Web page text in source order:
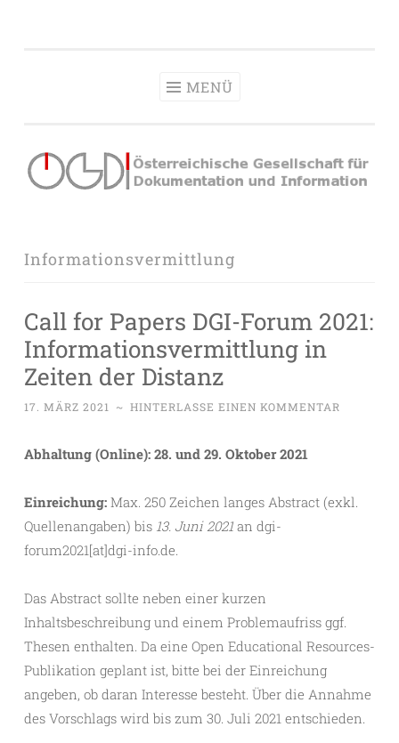
MENÜ
Informationsvermittlung
Call for Papers DGI-Forum 2021:
Informationsvermittlung in
Zeiten der Distanz
17. MÄRZ 2021 ~ HINTERLASSE EINEN KOMMENTAR
Abhaltung (Online): 28. und 29. Oktober 2021
Einreichung: Max. 250 Zeichen langes Abstract (exkl.
Quellenangaben) bis 13. Juni 2021 an dgi-
forum2021[at]dgi-info.de.
Das Abstract sollte neben einer kurzen
Inhaltsbeschreibung und einem Problemaufriss ggf.
Thesen enthalten. Da eine Open Educational Resources-
Publikation geplant ist, bitte bei der Einreichung
angeben, ob daran Interesse besteht. Über die Annahme
des Vorschlags wird bis zum 30. Juli 2021 entschieden.